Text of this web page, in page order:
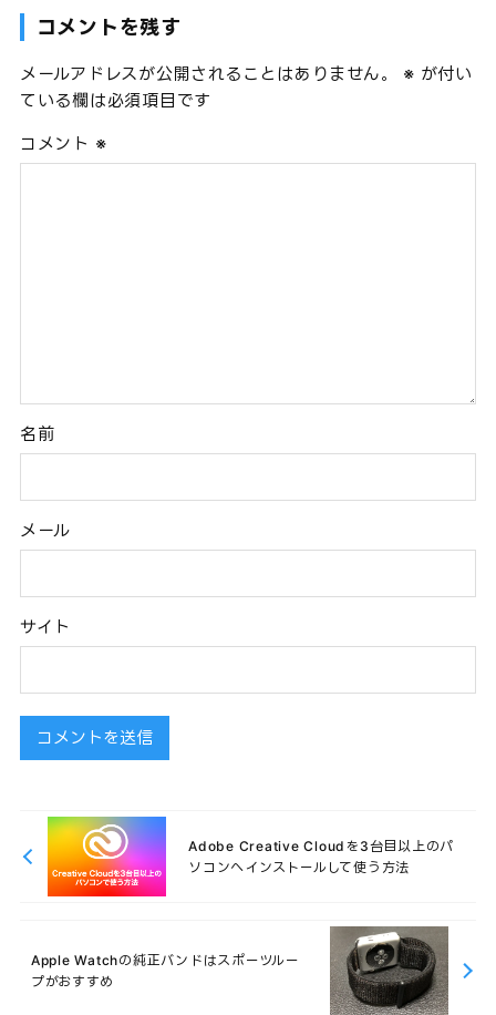
コメントを残す
メールアドレスが公開されることはありません。 ※ が付い
ている欄は必須項目です
コメント ※
名前
メール
サイト
Adobe Creative Cloudを3台目以上のパ
ソコンへインストールして使う方法
Apple Watchの純正バンドはスポーツルー
プがおすすめ